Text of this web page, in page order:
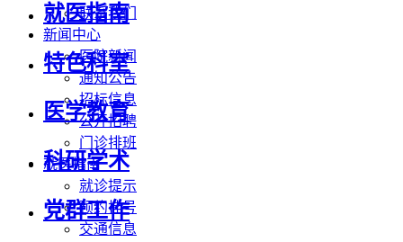
联系我们
新闻中心
医院新闻
通知公告
招标信息
公开招聘
门诊排班
就医指南
就诊提示
预约挂号
交通信息
就医指南
特色科室
医学教育
科研学术
党群工作